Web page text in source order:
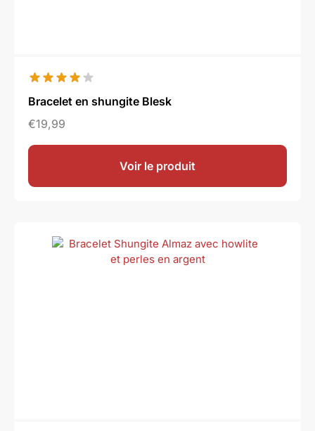
Bracelet en shungite Blesk
€19,99
Voir le produit